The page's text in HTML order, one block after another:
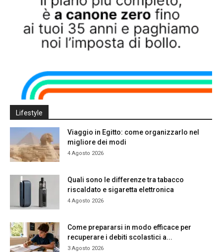
Lifestyle
Viaggio in Egitto: come organizzarlo nel
migliore dei modi
4 Agosto 2026
Quali sono le differenze tra tabacco
riscaldato e sigaretta elettronica
4 Agosto 2026
Come prepararsi in modo efficace per
recuperare i debiti scolastici a...
3 Agosto 2026